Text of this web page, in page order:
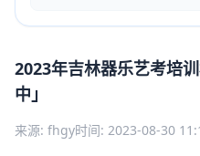
2023年吉林器乐艺考培
中」
来源: fhgy时间: 2023-08-30